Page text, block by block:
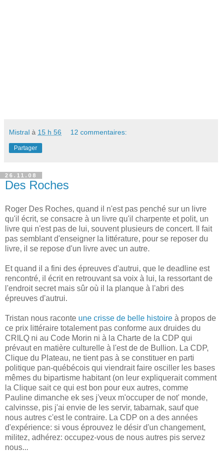
Mistral à 15 h 56 12 commentaires:
Partager
26.11.08
Des Roches
Roger Des Roches, quand il n'est pas penché sur un livre
qu'il écrit, se consacre à un livre qu'il charpente et polit, un
livre qui n'est pas de lui, souvent plusieurs de concert. Il fait
pas semblant d'enseigner la littérature, pour se reposer du
livre, il se repose d'un livre avec un autre.
Et quand il a fini des épreuves d'autrui, que le deadline est
rencontré, il écrit en retrouvant sa voix à lui, la ressortant de
l'endroit secret mais sûr où il la planque à l'abri des
épreuves d'autrui.
Tristan nous raconte une crisse de belle histoire à propos de
ce prix littéraire totalement pas conforme aux druides du
CRILQ ni au Code Morin ni à la Charte de la CDP qui
prévaut en matière culturelle à l'est de de Bullion. La CDP,
Clique du Plateau, ne tient pas à se constituer en parti
politique pan-québécois qui viendrait faire osciller les bases
mêmes du bipartisme habitant (on leur expliquerait comment
la Clique sait ce qui est bon pour eux autres, comme
Pauline dimanche ek ses j'veux m'occuper de not' monde,
calvinsse, pis j'ai envie de les servir, tabarnak, sauf que
nous autres c'est le contraire. La CDP on a des années
d'expérience: si vous éprouvez le désir d'un changement,
militez, adhérez: occupez-vous de nous autres pis servez
nous...